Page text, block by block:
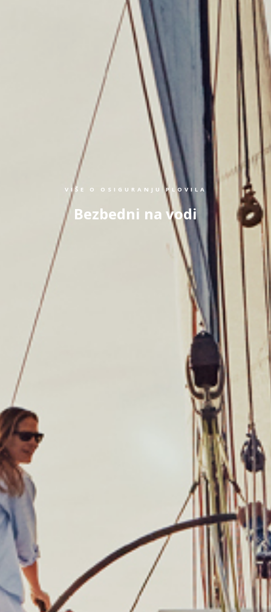
VIŠE O OSIGURANJU PLOVILA
Bezbedni na vodi